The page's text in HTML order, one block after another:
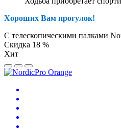
Хороших Вам прогулок!
С телескопическими палками
Скидка 18 %
Хит